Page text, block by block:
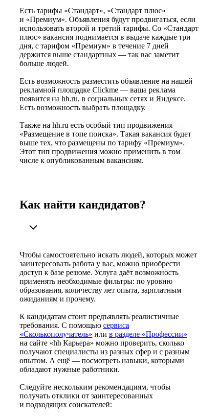
Есть тарифы «Стандарт», «Стандарт плюс»
и «Премиум». Объявления будут продвигаться, если
использовать второй и третий тарифы. Со «Стандарт
плюс» вакансия поднимается в выдаче каждые три
дня, с тарифом «Премиум» в течение 7 дней
держится выше стандартных — так вас заметит
больше людей.
Есть возможность разместить объявление на нашей
рекламной площадке Clickme — ваша реклама
появится на hh.ru, в социальных сетях и Яндексе.
Есть возможность выбрать площадку.
Также на hh.ru есть особый тип продвижения —
«Размещение в топе поиска». Такая вакансия будет
выше тех, что размещены по тарифу «Премиум».
Этот тип продвижения можно применить в том
числе к опубликованным вакансиям.
Как найти кандидатов?
Чтобы самостоятельно искать людей, которых может
заинтересовать работа у вас, можно приобрести
доступ к базе резюме. Услуга даёт возможность
применять необходимые фильтры: по уровню
образования, количеству лет опыта, зарплатным
ожиданиям и прочему.
К кандидатам стоит предъявлять реалистичные
требования. С помощью сервиса
«Сколькополучатель» или в разделе «Профессии»
на сайте «hh Карьера» можно проверить, сколько
получают специалисты из разных сфер и с разным
опытом. А ещё — посмотреть навыки, которыми
обладают нужные работники.
Следуйте нескольким рекомендациям, чтобы
получать отклики от заинтересованных
и подходящих соискателей: